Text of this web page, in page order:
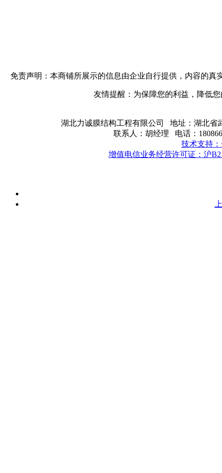
免责声明：本商铺所展示的信息由企业自行提供，内容的
友情提醒：为保障您的利益，降低
湖北力诚膜结构工程有限公司 地址：湖北省
联系人：胡经理 电话：
技术支持
增值电信业务经营许可证：沪